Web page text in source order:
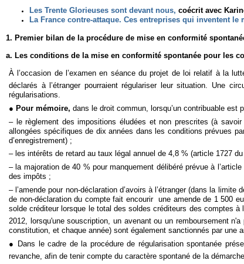
Les Trente Glorieuses sont devant nous, coécrit avec
La France contre-attaque. Ces entreprises qui inventent le
1. Premier bilan de la procédure de mise en conformité
a. Les conditions de la mise en conformité spontanée pour les
À l’occasion de l’examen en séance du projet de loi relatif à la
déclarés à l’étranger pourraient régulariser leur situation. Une
régularisations.
● Pour mémoire, dans le droit commun, lorsqu’un contribuable est
– le règlement des impositions éludées et non prescrites (à
allongées spécifiques de dix années dans les conditions prévues
d’enregistrement) ;
– les intérêts de retard au taux légal annuel de 4,8 % (article 1727
– la majoration de 40 % pour manquement délibéré prévue à
des impôts ;
– l’amende pour non-déclaration d’avoirs à l’étranger (dans la
de non-déclaration du compte fait encourir une amende de 1 500
solde créditeur lorsque le total des soldes créditeurs des comptes
2012, lorsqu'une souscription, un avenant ou un remboursement
constitution, et chaque année) sont également sanctionnés par une
● Dans le cadre de la procédure de régularisation spontanée
revanche, afin de tenir compte du caractère spontané de la